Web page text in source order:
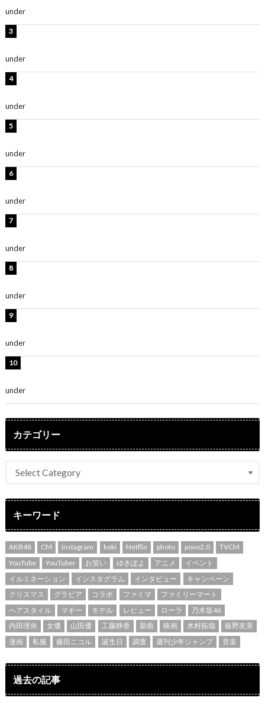
under
under
under
under
under
under
under
under
under
カテゴリー
キーワード
AKB48 CM Instagram koki Netflix photo povo2.0
TVCM
YouTube
YouTuber お笑い ゆきぽよ アニメ
イベント
イルミネーション
インスタグラム インタビュー
キャンペーン
クリスマス
グラビア コラボ ファミマ
ファミリーマート
ヘアスタイル
マギー モデル レビュー ローラ
乃木坂46
内田理央
女優 山田優 工藤静香 新曲 映画 木村拓哉
板野友美
漫画
私服 藤田ニコル 誕生日 調査 週刊少年ジャンプ 音楽
過去の記事